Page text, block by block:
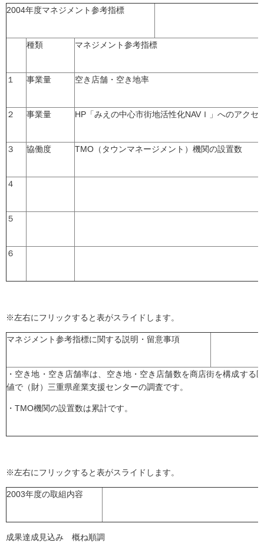
2004年度マネジメント参考指標
種類 マネジメント参考指標
１ 事業量 空き店舗・空き地率
２ 事業量 HP「みえの中心市街地活性化NAVＩ」へのアクセ
３ 協働度 TMO（タウンマネージメント）機関の設置数
４
５
６
※左右にフリックすると表がスライドします。
マネジメント参考指標に関する説明・留意事項
・空き地・空き店舗率は、空き地・空き店舗数を商店街を構成する
値で（財）三重県産業支援センターの調査です。
・TMO機関の設置数は累計です。
※左右にフリックすると表がスライドします。
2003年度の取組内容
成果達成見込み 概ね順調